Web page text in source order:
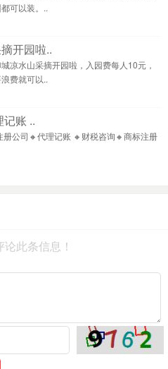
可以装。..
开园啦..
凉水山采摘开园啦，入园费每人10元，
费就可以..
账 ..
册公司🔸代理记账 🔸财税咨询🔸商标注册
此条信息！